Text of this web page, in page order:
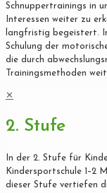
Schnuppertrainings in
Interessen weiter zu
langfristig begeistert.
Schulung der
die durch
Trainingsmethoden
✕
2. Stufe
In der 2. Stufe für
Kindersportschule 1–2
dieser Stufe vertiefen